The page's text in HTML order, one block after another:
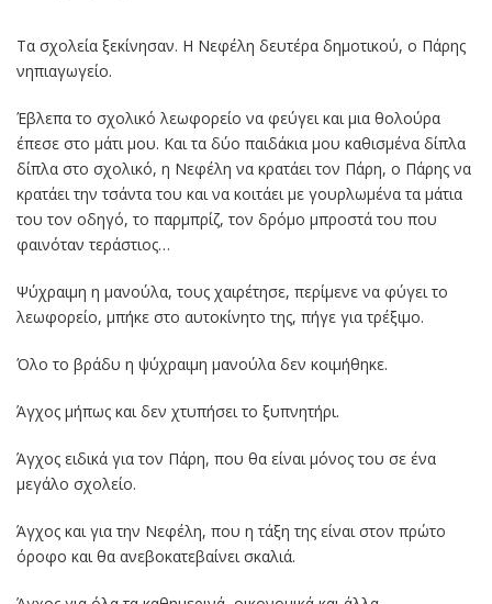
Τα σχολεία ξεκίνησαν. Η Νεφέλη δευτέρα δημοτικού, ο Πάρης
νηπιαγωγείο.
Έβλεπα το σχολικό λεωφορείο να φεύγει και μια θολούρα
έπεσε στο μάτι μου. Και τα δύο παιδάκια μου καθισμένα δίπλα
δίπλα στο σχολικό, η Νεφέλη να κρατάει τον Πάρη, ο Πάρης να
κρατάει την τσάντα του και να κοιτάει με γουρλωμένα τα μάτια
του τον οδηγό, το παρμπρίζ, τον δρόμο μπροστά του που
φαινόταν τεράστιος…
Ψύχραιμη η μανούλα, τους χαιρέτησε, περίμενε να φύγει το
λεωφορείο, μπήκε στο αυτοκίνητο της, πήγε για τρέξιμο.
Όλο το βράδυ η ψύχραιμη μανούλα δεν κοιμήθηκε.
Άγχος μήπως και δεν χτυπήσει το ξυπνητήρι.
Άγχος ειδικά για τον Πάρη, που θα είναι μόνος του σε ένα
μεγάλο σχολείο.
Άγχος και για την Νεφέλη, που η τάξη της είναι στον πρώτο
όροφο και θα ανεβοκατεβαίνει σκαλιά.